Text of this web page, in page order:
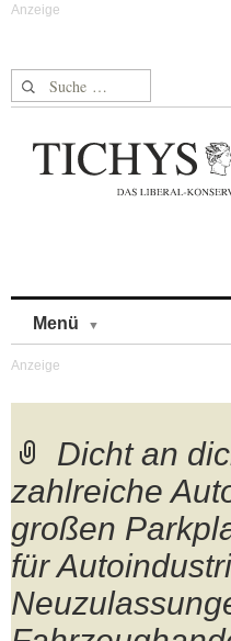
Suche nach:
Menü
Dicht an
zahlreiche
großen
für